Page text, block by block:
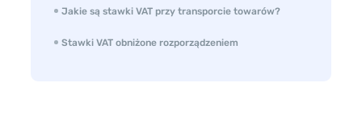
Jakie są stawki VAT przy transporcie towarów?
Stawki VAT obniżone rozporządzeniem